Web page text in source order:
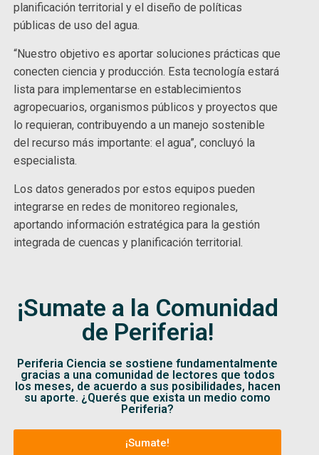
planificación territorial y el diseño de políticas
públicas de uso del agua.
“Nuestro objetivo es aportar soluciones prácticas que
conecten ciencia y producción. Esta tecnología estará
lista para implementarse en establecimientos
agropecuarios, organismos públicos y proyectos que
lo requieran, contribuyendo a un manejo sostenible
del recurso más importante: el agua”, concluyó la
especialista.
Los datos generados por estos equipos pueden
integrarse en redes de monitoreo regionales,
aportando información estratégica para la gestión
integrada de cuencas y planificación territorial.
¡Sumate a la Comunidad
de Periferia!
Periferia Ciencia se sostiene fundamentalmente
gracias a una comunidad de lectores que todos
los meses, de acuerdo a sus posibilidades, hacen
su aporte. ¿Querés que exista un medio como
Periferia?
¡Sumate!